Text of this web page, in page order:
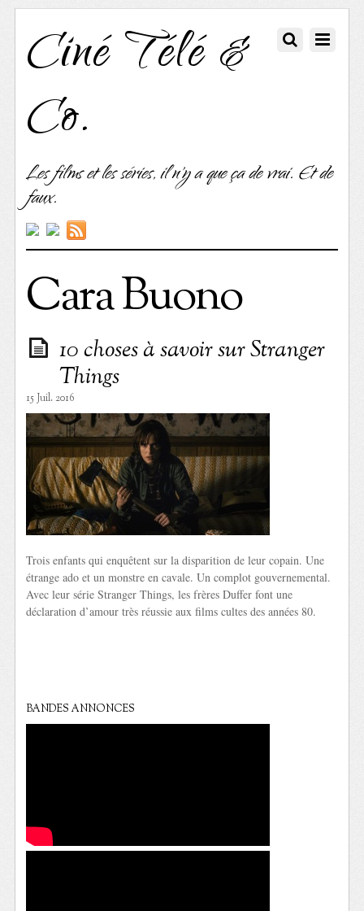
Ciné Télé &
Co.
Les films et les séries, il n'y a que ça de vrai. Et de
faux.
Cara Buono
10 choses à savoir sur Stranger
Things
15 Juil. 2016
Trois enfants qui enquêtent sur la disparition de leur copain. Une
étrange ado et un monstre en cavale. Un complot gouvernemental.
Avec leur série Stranger Things, les frères Duffer font une
déclaration d’amour très réussie aux films cultes des années 80.
BANDES ANNONCES